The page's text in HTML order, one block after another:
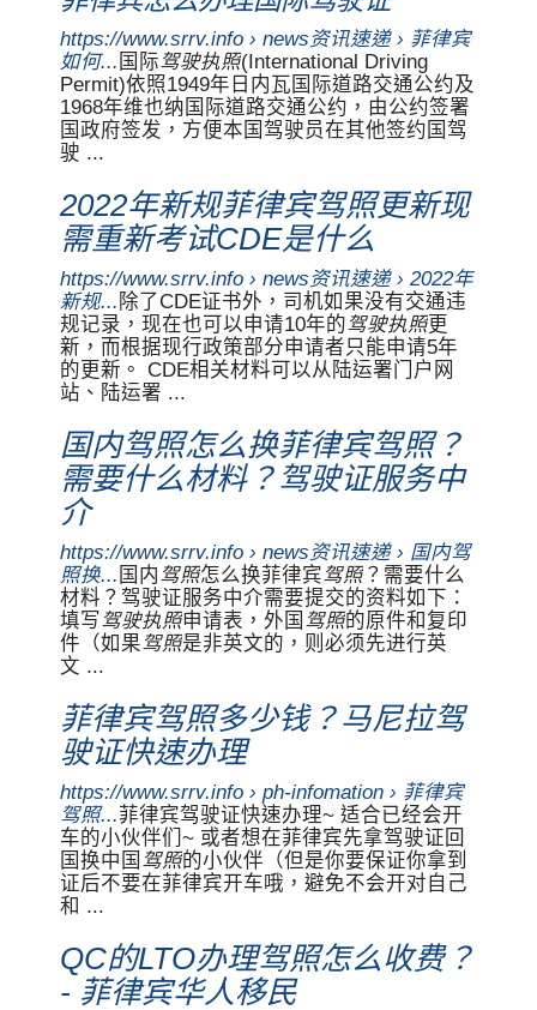
https://www.srrv.info › news资讯速递 › 菲律宾
如何... 国际驾驶执照(International Driving
Permit)依照1949年日内瓦国际道路交通公约及
1968年维也纳国际道路交通公约，由公约签署
国政府签发，方便本国驾驶员在其他签约国驾
驶 ...
2022年新规菲律宾驾照更新现
需重新考试CDE是什么
https://www.srrv.info › news资讯速递 › 2022年
新规... 除了CDE证书外，司机如果没有交通违
规记录，现在也可以申请10年的驾驶执照更
新，而根据现行政策部分申请者只能申请5年
的更新。 CDE相关材料可以从陆运署门户网
站、陆运署 ...
国内驾照怎么换菲律宾驾照？
需要什么材料？驾驶证服务中
介
https://www.srrv.info › news资讯速递 › 国内驾
照换... 国内驾照怎么换菲律宾驾照 ？需要什么
材料？驾驶证服务中介需要提交的资料如下：
填写驾驶执照申请表，外国 驾照的原件和复印
件（如果驾照是非英文的，则必须先进行英
文 ...
菲律宾驾照多少钱？马尼拉驾
驶证快速办理
https://www.srrv.info › ph-infomation › 菲律宾
驾照...菲律宾驾驶证快速办理~ 适合已经会开
车的小伙伴们~ 或者想在菲律宾先拿驾驶证回
国换中国 驾照的小伙伴（但是你要保证你拿到
证后不要在菲律宾开车哦，避免不会开对自己
和 ...
QC的LTO办理驾照怎么收费？
- 菲律宾华人移民